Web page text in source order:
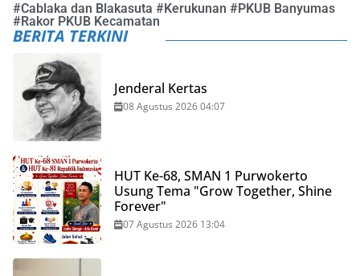
#Cablaka dan Blakasuta #Kerukunan #PKUB Banyumas
#Rakor PKUB Kecamatan
BERITA TERKINI
Jenderal Kertas
08 Agustus 2026 04:07
HUT Ke-68, SMAN 1 Purwokerto
Usung Tema "Grow Together, Shine
Forever"
07 Agustus 2026 13:04